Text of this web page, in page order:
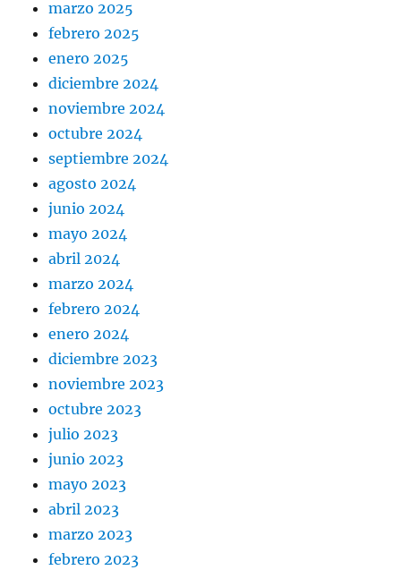
marzo 2025
febrero 2025
enero 2025
diciembre 2024
noviembre 2024
octubre 2024
septiembre 2024
agosto 2024
junio 2024
mayo 2024
abril 2024
marzo 2024
febrero 2024
enero 2024
diciembre 2023
noviembre 2023
octubre 2023
julio 2023
junio 2023
mayo 2023
abril 2023
marzo 2023
febrero 2023